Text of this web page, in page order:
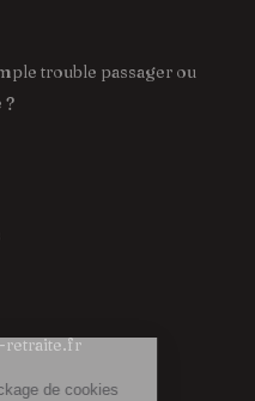
trouble passager ou
?
retraite.fr